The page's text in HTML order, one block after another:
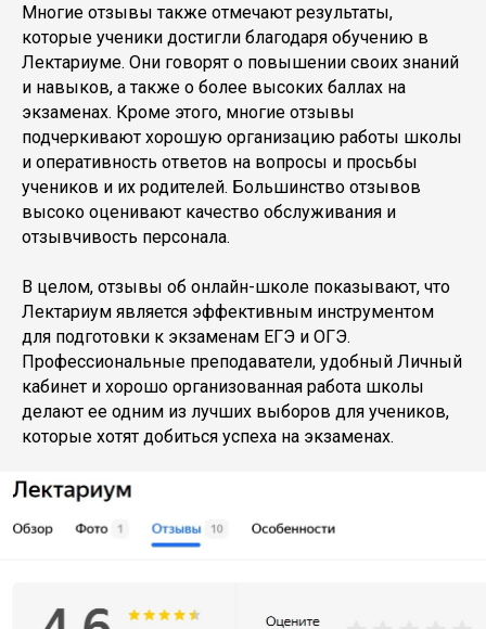
Многие отзывы также отмечают результаты,
которые ученики достигли благодаря обучению в
Лектариуме. Они говорят о повышении своих знаний
и навыков, а также о более высоких баллах на
экзаменах. Кроме этого, многие отзывы
подчеркивают хорошую организацию работы школы
и оперативность ответов на вопросы и просьбы
учеников и их родителей. Большинство отзывов
высоко оценивают качество обслуживания и
отзывчивость персонала.
В целом, отзывы об онлайн-школе показывают, что
Лектариум является эффективным инструментом
для подготовки к экзаменам ЕГЭ и ОГЭ.
Профессиональные преподаватели, удобный Личный
кабинет и хорошо организованная работа школы
делают ее одним из лучших выборов для учеников,
которые хотят добиться успеха на экзаменах.